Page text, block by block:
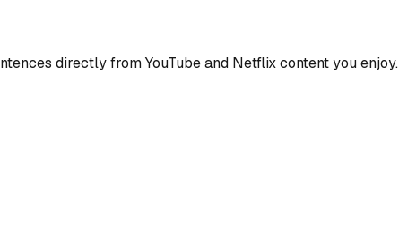
directly from YouTube and Netflix content you enjoy.